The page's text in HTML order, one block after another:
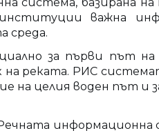
важна
среда.
за първи път на
реката. РИС
на целия воден път и
информационна